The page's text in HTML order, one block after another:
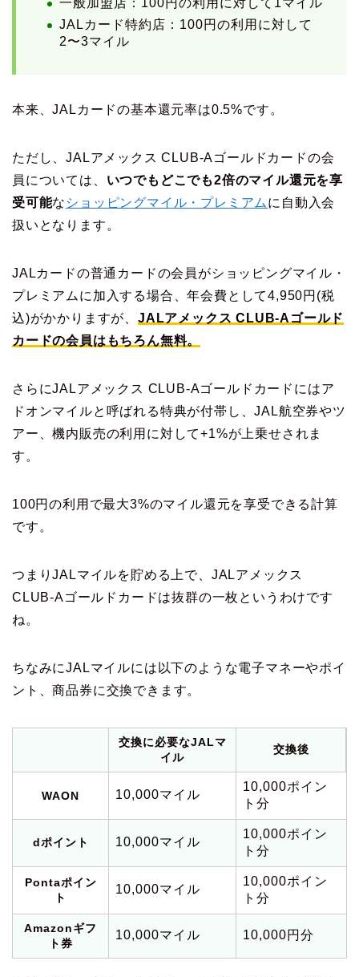
一般加盟店：100円の利用に対して1マイル
JALカード特約店：100円の利用に対して
2〜3マイル
本来、JALカードの基本還元率は0.5%です。
ただし、JALアメックス CLUB-Aゴールドカードの会
員については、 いつでもどこでも2倍のマイル還元を享
受可能な ショッピングマイル・プレミアム に自動入会
扱いとなります。
JALカードの普通カードの会員がショッピングマイル・
プレミアムに加入する場合、年会費として4,950円(税
込)がかかりますが、 JALアメックス CLUB-Aゴールド
カードの会員はもちろん無料。
さらにJALアメックス CLUB-Aゴールドカードにはア
ドオンマイルと呼ばれる特典が付帯し、JAL航空券やツ
アー、機内販売の利用に対して+1%が上乗せされま
す。
100円の利用で最大3%のマイル還元を享受できる計算
です。
つまりJALマイルを貯める上で、JALアメックス
CLUB-Aゴールドカードは抜群の一枚というわけです
ね。
ちなみにJALマイルには以下のような電子マネーやポイ
ント、商品券に交換できます。
交換に必要なJALマ
イル
交換後
WAON 10,000マイル
10,000ポイン
ト分
dポイント 10,000マイル
10,000ポイン
ト分
Pontaポイン
ト
10,000マイル
10,000ポイン
ト分
Amazonギフ
ト券
10,000マイル 10,000円分